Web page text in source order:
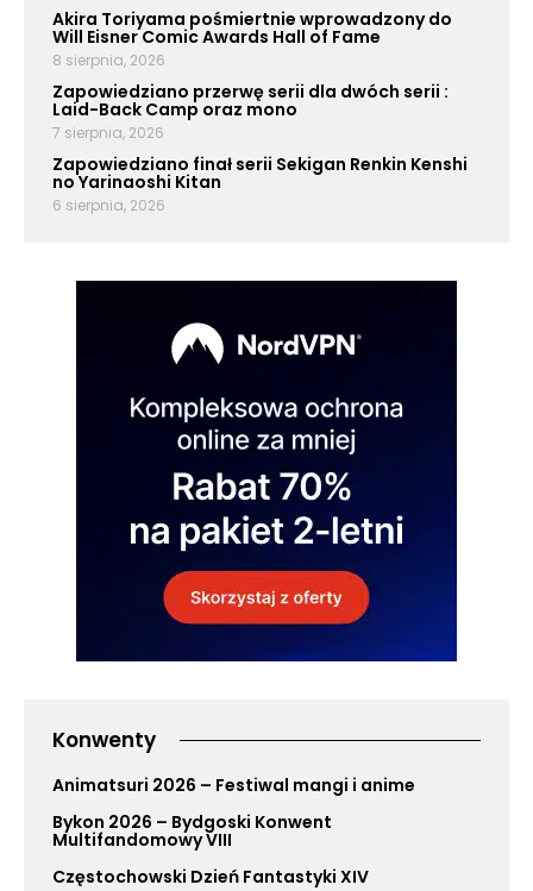
Akira Toriyama pośmiertnie wprowadzony do
Will Eisner Comic Awards Hall of Fame
8 sierpnia, 2026
Zapowiedziano przerwę serii dla dwóch serii :
Laid-Back Camp oraz mono
7 sierpnia, 2026
Zapowiedziano finał serii Sekigan Renkin Kenshi
no Yarinaoshi Kitan
6 sierpnia, 2026
Konwenty
Animatsuri 2026 – Festiwal mangi i anime
Bykon 2026 – Bydgoski Konwent
Multifandomowy VIII
Częstochowski Dzień Fantastyki XIV